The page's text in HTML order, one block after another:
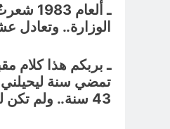
ـ
الوزارة..
ـ بربكم هذا كلام
تمضي سنة
43 سنة.. ولم تكن ليً سوى 17 سنة خدمة.